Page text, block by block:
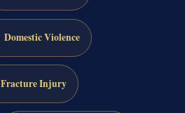
Domestic Violence
Fracture Injury